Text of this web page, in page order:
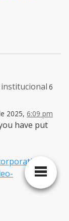
6
2025, 6:09 pm
have put